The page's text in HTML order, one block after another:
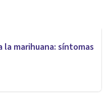
marihuana: síntomas